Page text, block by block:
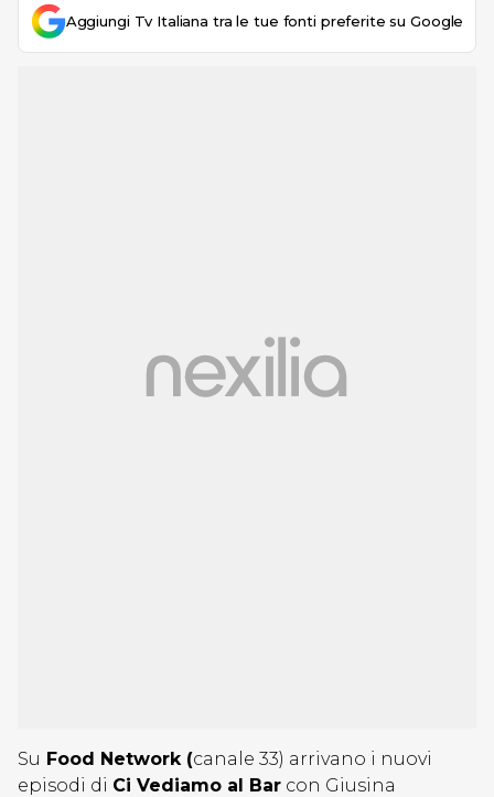
Aggiungi Tv Italiana tra le tue fonti preferite su Google
Su Food Network (canale 33) arrivano i nuovi
episodi di Ci Vediamo al Bar con Giusina